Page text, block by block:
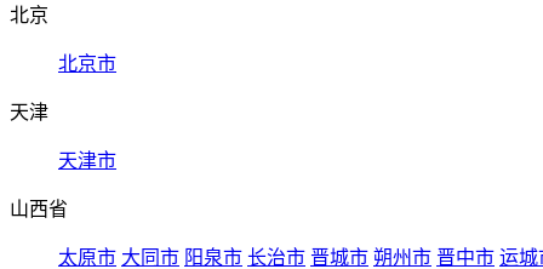
北京
北京市
天津
天津市
山西省
太原市 大同市 阳泉市 长治市 晋城市 朔州市 晋中市 运城